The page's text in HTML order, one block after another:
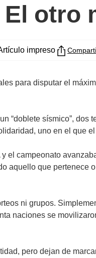
otro
impreso
para disputar el
“doblete sísmico”,
uno en el que
campeonato
aquello que
ni grupos.
naciones se
pero dejan de